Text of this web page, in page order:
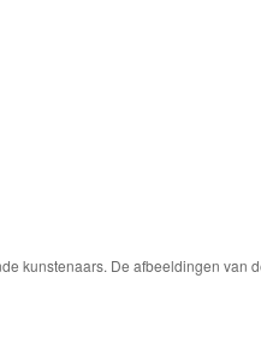
kunstenaars. De afbeeldingen van